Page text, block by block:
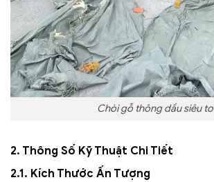
Chòi gỗ thông dầu siêu to
2. Thông Số Kỹ Thuật Chi Tiết
2.1. Kích Thước Ấn Tượng